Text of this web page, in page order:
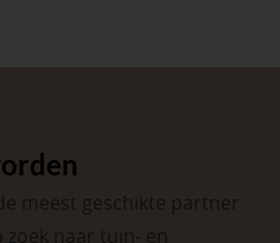
meest geschikte partner
naar tuin- en